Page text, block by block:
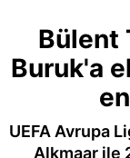
Bülent
Buruk'a
UEFA Avrupa
Alkmaar ile